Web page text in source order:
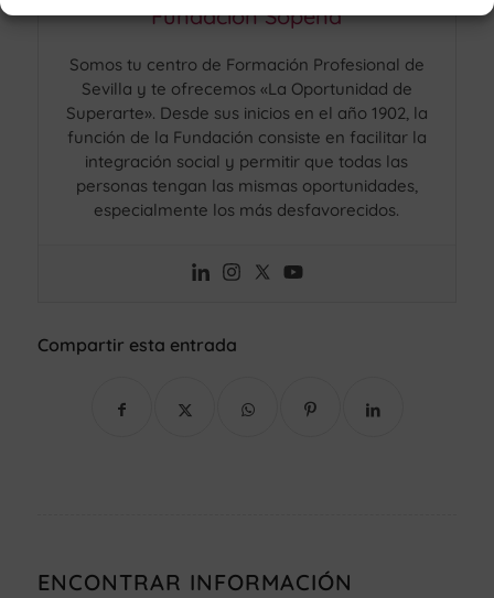
Fundación Sopeña
Somos tu centro de Formación Profesional de
Sevilla y te ofrecemos «La Oportunidad de
Superarte». Desde sus inicios en el año 1902, la
función de la Fundación consiste en facilitar la
integración social y permitir que todas las
personas tengan las mismas oportunidades,
especialmente los más desfavorecidos.
Compartir esta entrada
ENCONTRAR INFORMACIÓN